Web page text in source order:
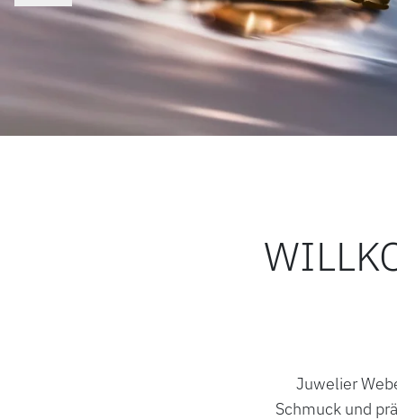
Juwelier
Schmuck und